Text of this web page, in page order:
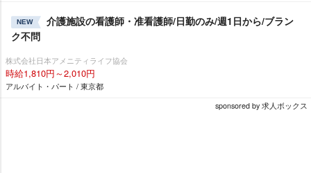
NEW
介護施設の看護師・准看護師/日勤のみ/週1日から/ブラン
ク不問
株式会社日本アメニティライフ協会
時給1,810円～2,010円
アルバイト・パート / 東京都
sponsored by 求人ボックス